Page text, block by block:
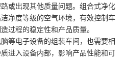
或出现其他质量问题。组合式净化
净度等级的空气环境，有效控制车
过程的稳定性和产品质量。
等电子设备的组装车间，也需要相
进入设备内部，影响产品性能和可